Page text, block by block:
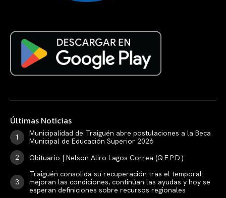
Últimas Noticias
Municipalidad de Traiguén abre postulaciones a la Beca
Municipal de Educación Superior 2026
Obituario | Nelson Aliro Lagos Correa (Q.E.P.D.)
Traiguén consolida su recuperación tras el temporal:
mejoran las condiciones, continúan las ayudas y hoy se
esperan definiciones sobre recursos regionales